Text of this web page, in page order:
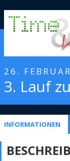
26.
3. Lauf
INFORMATIONEN